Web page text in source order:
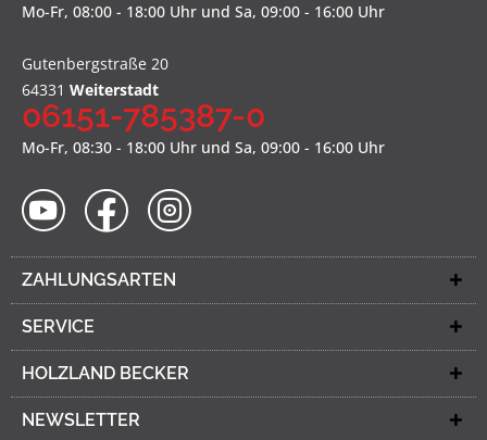
Mo-Fr, 08:00 - 18:00 Uhr und Sa, 09:00 - 16:00 Uhr
Gutenbergstraße 20
64331 Weiterstadt
06151-785387-0
Mo-Fr, 08:30 - 18:00 Uhr und Sa, 09:00 - 16:00 Uhr
ZAHLUNGSARTEN
SERVICE
HOLZLAND BECKER
NEWSLETTER